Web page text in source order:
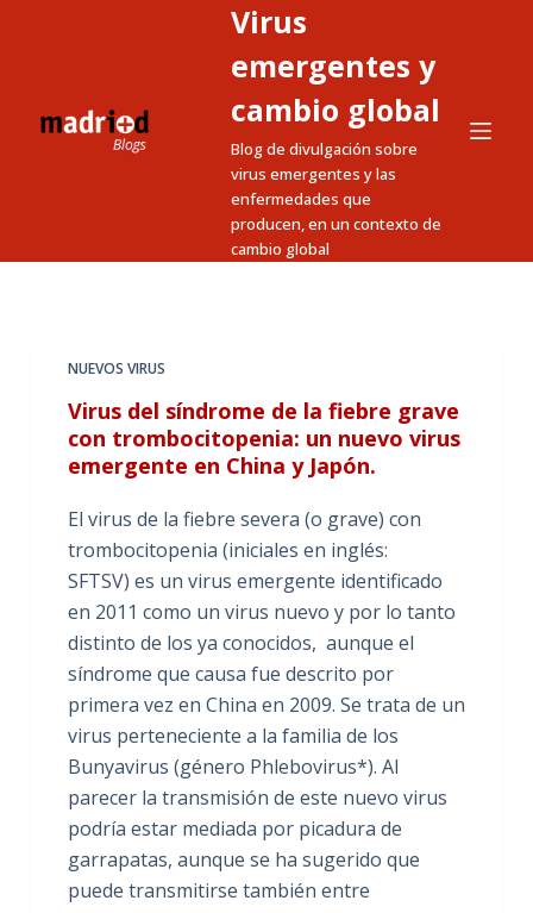
Virus
emergentes y
cambio global
Blog de divulgación sobre
virus emergentes y las
enfermedades que
producen, en un contexto de
cambio global
NUEVOS VIRUS
Virus del síndrome de la fiebre grave
con trombocitopenia: un nuevo virus
emergente en China y Japón.
El virus de la fiebre severa (o grave) con
trombocitopenia (iniciales en inglés:
SFTSV) es un virus emergente identificado
en 2011 como un virus nuevo y por lo tanto
distinto de los ya conocidos, aunque el
síndrome que causa fue descrito por
primera vez en China en 2009. Se trata de un
virus perteneciente a la familia de los
Bunyavirus (género Phlebovirus*). Al
parecer la transmisión de este nuevo virus
podría estar mediada por picadura de
garrapatas, aunque se ha sugerido que
puede transmitirse también entre